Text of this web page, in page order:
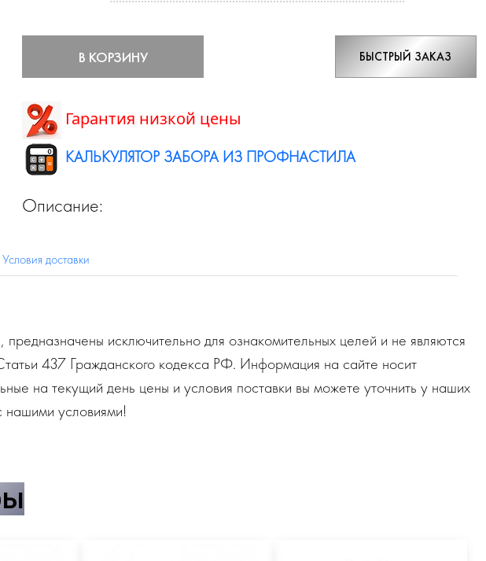
В КОРЗИНУ БЫСТРЫЙ ЗАКАЗ
Гарантия низкой цены
КАЛЬКУЛЯТОР ЗАБОРА ИЗ ПРОФНАСТИЛА
Описание:
Условия доставки
исключительно для ознакомительных целей и не являются
437 Гражданского кодекса РФ. Информация на сайте носит
на текущий день цены и условия поставки вы можете уточнить у наших
нашими условиями!